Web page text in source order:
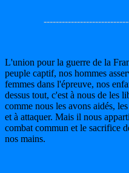
L'union pour la guerre de la
peuple captif, nos hommes
femmes dans l'épreuve, nos
dessus tout, c'est à nous de les
comme nous les avons aidés,
et à attaquer. Mais il nous
combat commun et le sacrifice
nos mains.